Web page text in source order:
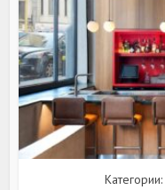
Категории: